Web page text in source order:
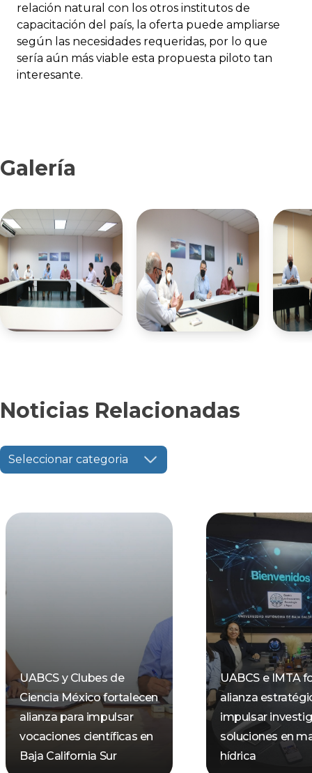
relación natural con los otros institutos de
capacitación del país, la oferta puede ampliarse
según las necesidades requeridas, por lo que
sería aún más viable esta propuesta piloto tan
interesante.
Galería
Noticias Relacionadas
Seleccionar categoria
UABCS y Clubes de
Ciencia México fortalecen
alianza para impulsar
vocaciones científicas en
Baja California Sur
UABCS e IMTA
alianza
impulsar
soluciones en
hídrica